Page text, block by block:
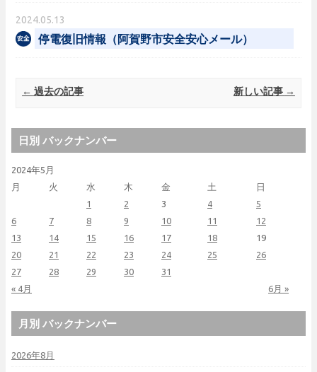
2024.05.13
停電復旧情報（阿賀野市安全安心メール）
Post navigation
← 過去の記事 新しい記事 →
日別 バックナンバー
2024年5月
月
火 水 木 金 土 日
« 4月 6月 »
1 2 3 4
5
6
7 8 9 10 11
12
13
14 15 16 17 18
19
20
21 22 23 24 25
26
27
28 29 30 31
月別 バックナンバー
2026年8月